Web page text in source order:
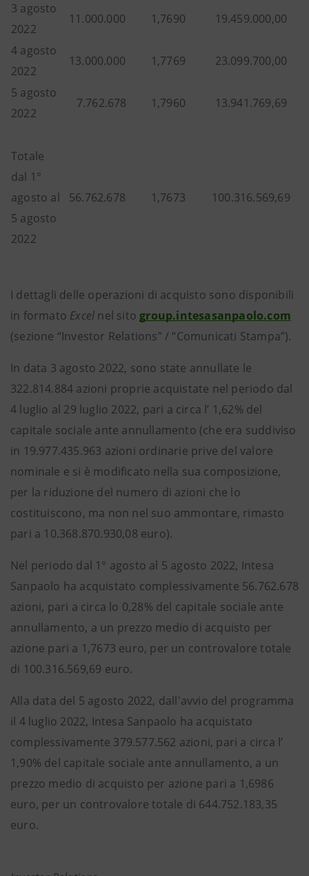
3 agosto
2022
11.000.000 1,7690 19.459.000,00
4 agosto
2022
13.000.000 1,7769 23.099.700,00
5 agosto
2022
7.762.678 1,7960 13.941.769,69
Totale
dal 1°
agosto al
5 agosto
2022
56.762.678 1,7673 100.316.569,69
I dettagli delle operazioni di acquisto sono disponibili
in formato Excel nel sito group.intesasanpaolo.com
(sezione “Investor Relations” / “Comunicati Stampa”).
In data 3 agosto 2022, sono state annullate le
322.814.884 azioni proprie acquistate nel periodo dal
4 luglio al 29 luglio 2022, pari a circa l’ 1,62% del
capitale sociale ante annullamento (che era suddiviso
in 19.977.435.963 azioni ordinarie prive del valore
nominale e si è modificato nella sua composizione,
per la riduzione del numero di azioni che lo
costituiscono, ma non nel suo ammontare, rimasto
pari a 10.368.870.930,08 euro).
Nel periodo dal 1° agosto al 5 agosto 2022, Intesa
Sanpaolo ha acquistato complessivamente 56.762.678
azioni, pari a circa lo 0,28% del capitale sociale ante
annullamento, a un prezzo medio di acquisto per
azione pari a 1,7673 euro, per un controvalore totale
di 100.316.569,69 euro.
Alla data del 5 agosto 2022, dall'avvio del programma
il 4 luglio 2022, Intesa Sanpaolo ha acquistato
complessivamente 379.577.562 azioni, pari a circa l’
1,90% del capitale sociale ante annullamento, a un
prezzo medio di acquisto per azione pari a 1,6986
euro, per un controvalore totale di 644.752.183,35
euro.